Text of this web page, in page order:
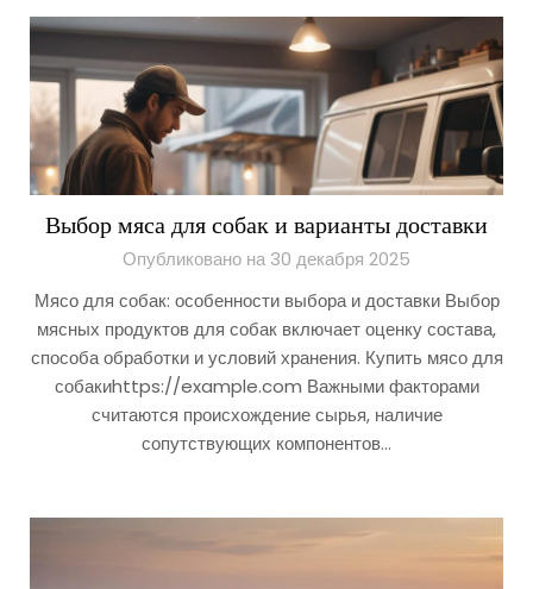
Выбор мяса для собак и варианты доставки
Опубликовано на 30 декабря 2025
Мясо для собак: особенности выбора и доставки Выбор
мясных продуктов для собак включает оценку состава,
способа обработки и условий хранения. Купить мясо для
собакиhttps://example.com Важными факторами
считаются происхождение сырья, наличие
сопутствующих компонентов…